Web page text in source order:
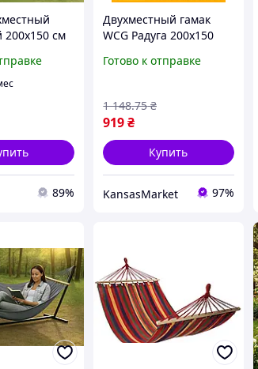
200х150 см
планкой
на
89%
Двухместный гамак
WCG Радуга 200х150
комфортный
отдыха на природе
Готово к отправке
919₴
1 148.75 ₴
Купить
KansasMarket 97%